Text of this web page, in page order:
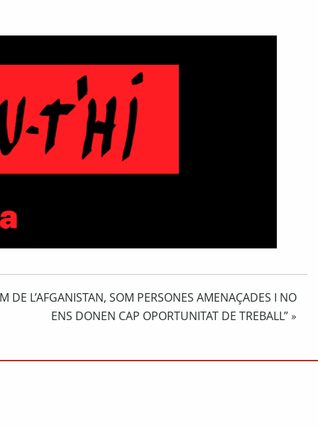
DE L’AFGANISTAN, SOM PERSONES AMENAÇADES I NO
ENS DONEN CAP OPORTUNITAT DE TREBALL” »